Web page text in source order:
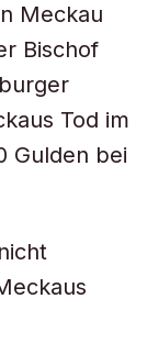
Meckau
Bischof
Tod im
Gulden bei